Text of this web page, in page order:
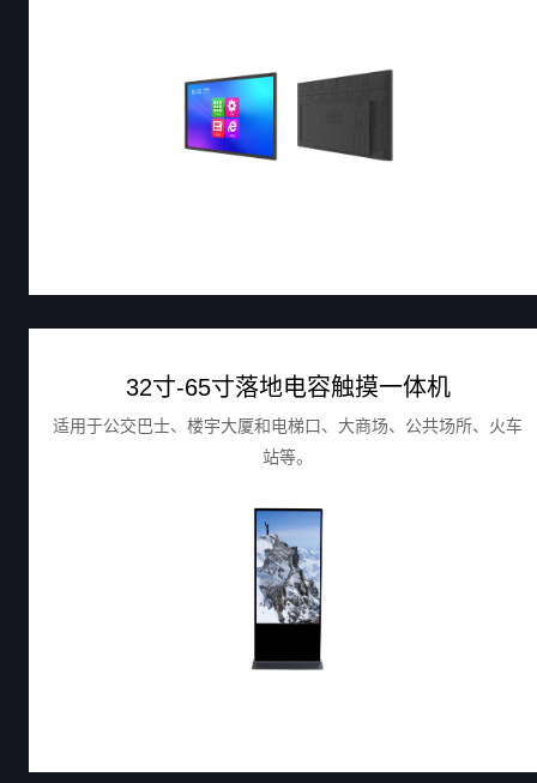
32寸-65寸落地电容触摸一体机
适用于公交巴士、楼宇大厦和电梯口、大商场、公共场所、火车
站等。